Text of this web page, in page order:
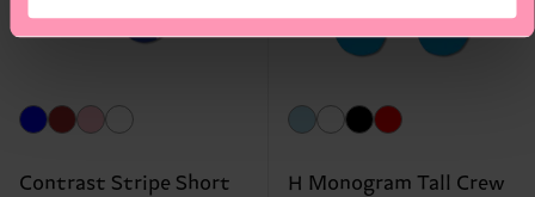
Contrast Stripe Short
H Monogram Tall Crew